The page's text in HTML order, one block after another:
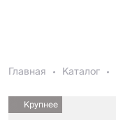
Главная Каталог
Крупнее